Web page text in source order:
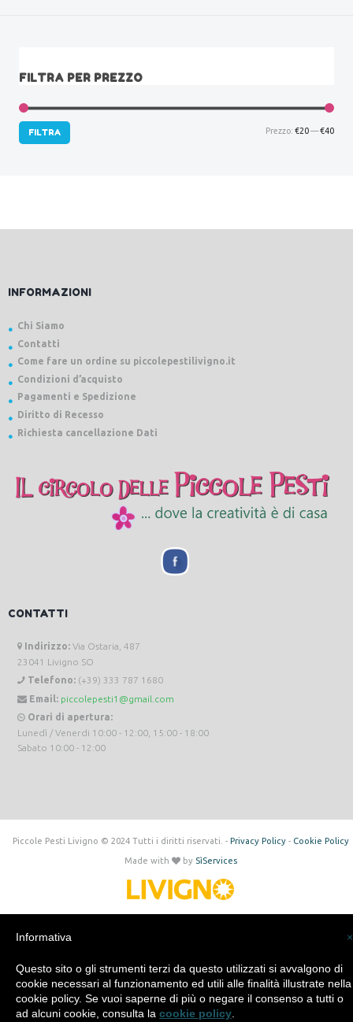
FILTRA PER PREZZO
FILTRA Prezzo: €20—€40
INFORMAZIONI
Chi Siamo
Contatti
Come fare un ordine su piccolepestilivigno.it
Condizioni d’acquisto
Pagamenti e Spedizione
Diritto di Recesso
Richiesta cancellazione Dati
CONTATTI
Indirizzo: Via Ostaria, 487
23041 Livigno SO
Telefono: (+39) 333 787 1680
Email: piccolepesti1@gmail.com
Orari di apertura:
Lunedì / Venerdi 10:00 - 12:00, 15:00 - 18:00
Sabato 10:00 - 12:00
Piccole Pesti Livigno © 2024 Tutti i diritti riservati. - Privacy Policy- Cookie Policy
Made with by SìServices
×
Informativa
Questo sito o gli strumenti terzi da questo utilizzati si avvalgono di
cookie necessari al funzionamento ed utili alle finalità illustrate nella
cookie policy. Se vuoi saperne di più o negare il consenso a tutti o
ad alcuni cookie, consulta la cookie policy